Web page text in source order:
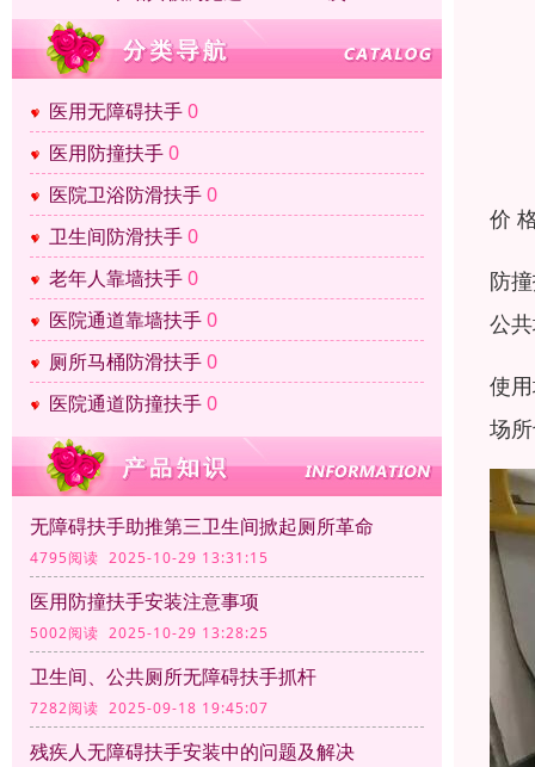
医用无障碍扶手0
医用防撞扶手0
医院卫浴防滑扶手0
卫生间防滑扶手0
老年人靠墙扶手0
医院通道靠墙扶手0
厕所马桶防滑扶手0
医院通道防撞扶手0
无障碍扶手助推第三卫生间掀起厕所革命
4795阅读 2025-10-29 13:31:15
医用防撞扶手安装注意事项
5002阅读 2025-10-29 13:28:25
卫生间、公共厕所无障碍扶手抓杆
7282阅读 2025-09-18 19:45:07
残疾人无障碍扶手安装中的问题及解决
价
防
公
使
场